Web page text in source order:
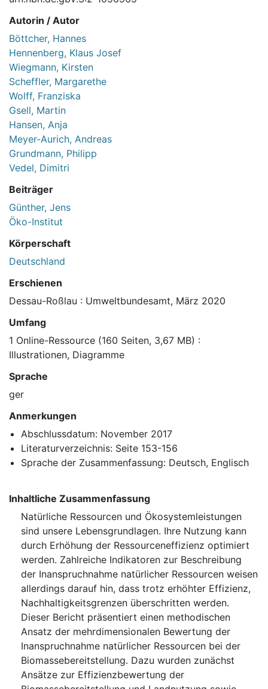
Autorin / Autor
Böttcher, Hannes
Hennenberg, Klaus Josef
Wiegmann, Kirsten
Scheffler, Margarethe
Wolff, Franziska
Gsell, Martin
Hansen, Anja
Meyer-Aurich, Andreas
Grundmann, Philipp
Vedel, Dimitri
Beiträger
Günther, Jens
Öko-Institut
Körperschaft
Deutschland
Erschienen
Dessau-Roßlau : Umweltbundesamt, März 2020
Umfang
1 Online-Ressource (160 Seiten, 3,67 MB) :
Illustrationen, Diagramme
Sprache
ger
Anmerkungen
Abschlussdatum: November 2017
Literaturverzeichnis: Seite 153-156
Sprache der Zusammenfassung: Deutsch, Englisch
Inhaltliche Zusammenfassung
Natürliche Ressourcen und Ökosystemleistungen
sind unsere Lebensgrundlagen. Ihre Nutzung kann
durch Erhöhung der Ressourceneffizienz optimiert
werden. Zahlreiche Indikatoren zur Beschreibung
der Inanspruchnahme natürlicher Ressourcen weisen
allerdings darauf hin, dass trotz erhöhter Effizienz,
Nachhaltigkeitsgrenzen überschritten werden.
Dieser Bericht präsentiert einen methodischen
Ansatz der mehrdimensionalen Bewertung der
Inanspruchnahme natürlicher Ressourcen bei der
Biomassebereitstellung. Dazu wurden zunächst
Ansätze zur Effizienzbewertung der